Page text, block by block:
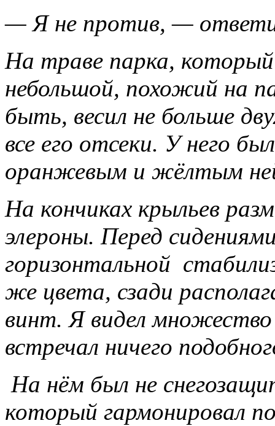
— Я не против, —
На траве парка,
небольшой, похожий на
быть, весил не больше
все его отсеки. У него
оранжевым и жёлтым
На кончиках крыльев
элероны. Перед
горизонтальной
же цвета, сзади
винт. Я видел множество
встречал ничего
На нём был не
который гармонировал